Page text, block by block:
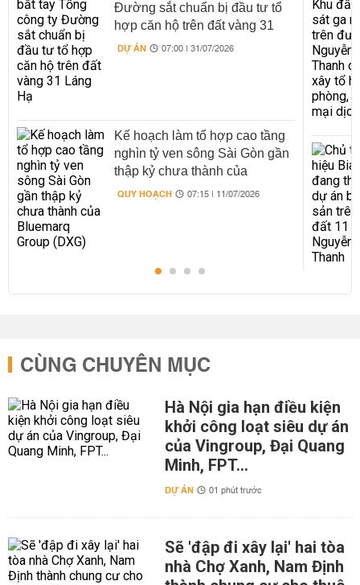
Đường sắt chuẩn bị đầu tư tổ
hợp căn hộ trên đất vàng 31
Láng Hạ
DỰ ÁN 07:00 | 31/07/2026
Kế hoạch làm tổ hợp cao tầng
nghìn tỷ ven sông Sài Gòn gần
thập kỷ chưa thành của
Bluemarq Group (DXG)
QUY HOẠCH 07:15 | 11/07/2026
CÙNG CHUYÊN MỤC
Hà Nội gia hạn điều kiện
khởi công loạt siêu dự án
của Vingroup, Đại Quang
Minh, FPT...
DỰ ÁN 01 phút trước
Sẽ 'đập đi xây lại' hai tòa
nhà Chợ Xanh, Nam Định